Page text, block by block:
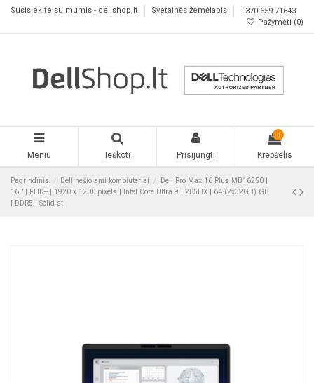
Susisiekite su mumis - dellshop.lt Svetainės žemėlapis
+370 659 71643
Pažymėti (0)
Meniu Ieškoti Prisijungti
0
Krepšelis
Pagrindinis Dell nešiojami kompiuteriai
Dell Pro Max 16 Plus MB16250 |
16 " | FHD+ | 1920 x 1200 pixels | Intel Core Ultra 9 | 285HX | 64 (2x32GB) GB
| DDR5 | Solid-st